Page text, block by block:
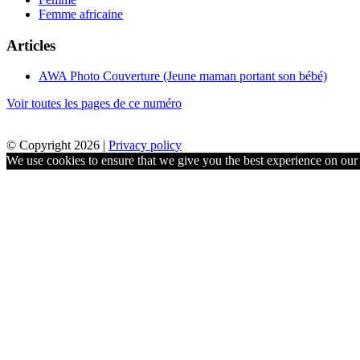
Femme africaine
Articles
AWA Photo Couverture (Jeune maman portant son bébé)
Voir toutes les pages de ce numéro
© Copyright 2026 | Privacy policy
We use cookies to ensure that we give you the best experience on